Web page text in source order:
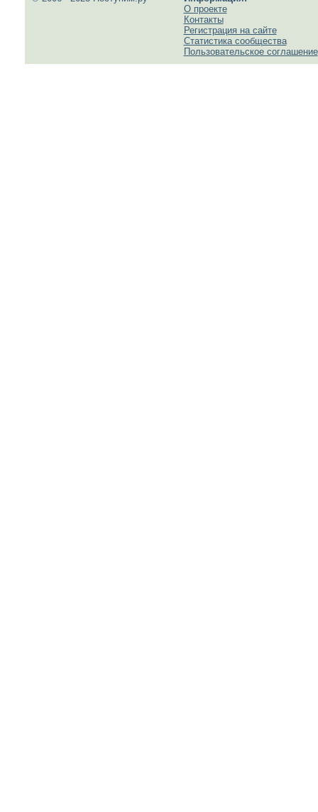
О проекте
Контакты
Регистрация на сайте
Статистика сообщества
Пользовательское соглашение